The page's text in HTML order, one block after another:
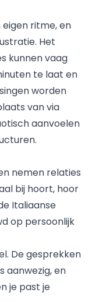
ritme, en
Het
kunnen vaag
te laat en
worden
van via
aanvoelen
nemen relaties
bij hoort, hoor
Italiaanse
op persoonlijk
De gesprekken
aanwezig, en
je past je